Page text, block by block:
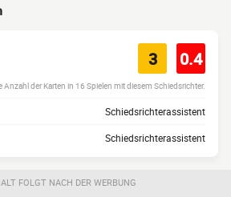
3 0.4
der Karten in 16 Spielen mit diesem Schiedsrichter.
Schiedsrichterassistent
Schiedsrichterassistent
FOLGT NACH DER WERBUNG